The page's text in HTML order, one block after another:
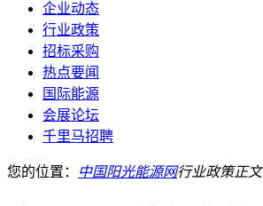
企业动态
行业政策
招标采购
热点要闻
国际能源
会展论坛
千里马招聘
您的位置： 中国阳光能源网行业政策正文